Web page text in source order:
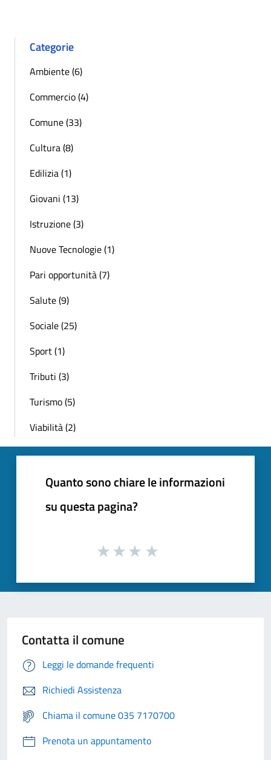
Categorie
Ambiente (6)
Commercio (4)
Comune (33)
Cultura (8)
Edilizia (1)
Giovani (13)
Istruzione (3)
Nuove Tecnologie (1)
Pari opportunità (7)
Salute (9)
Sociale (25)
Sport (1)
Tributi (3)
Turismo (5)
Viabilità (2)
Quanto sono chiare le informazioni
su questa pagina?
Contatta il comune
Leggi le domande frequenti
Richiedi Assistenza
Chiama il comune 035 7170700
Prenota un appuntamento